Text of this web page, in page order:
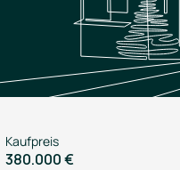
Kaufpreis
380.000 €